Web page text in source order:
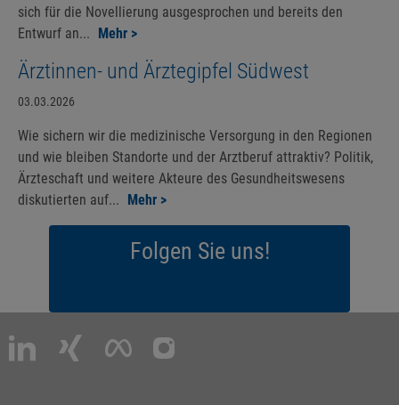
sich für die Novellierung ausgesprochen und bereits den
Entwurf an... Mehr >
Ärztinnen- und Ärztegipfel Südwest
03.03.2026
Wie sichern wir die medizinische Versorgung in den Regionen
und wie bleiben Standorte und der Arztberuf attraktiv? Politik,
Ärzteschaft und weitere Akteure des Gesundheitswesens
diskutierten auf... Mehr >
Folgen Sie uns!